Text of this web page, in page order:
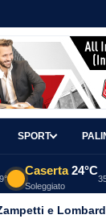
SPORT
Caserta 24°C
Soleggiato
e